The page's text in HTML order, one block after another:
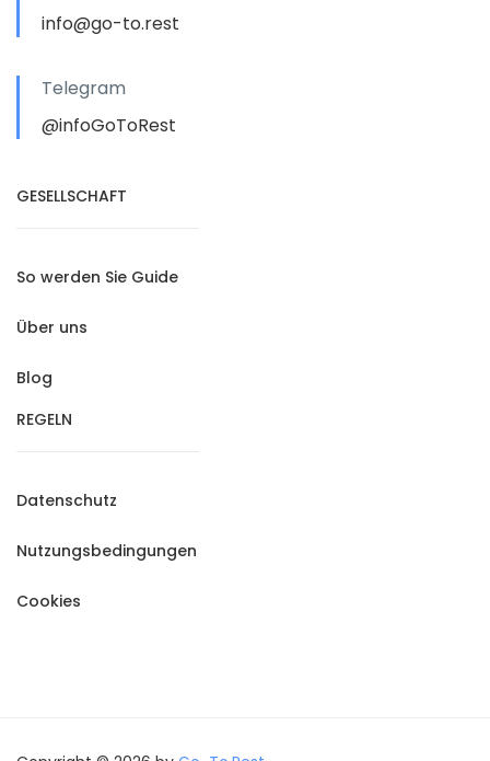
info@go-to.rest
Telegram
@infoGoToRest
GESELLSCHAFT
So werden Sie Guide
Über uns
Blog
REGELN
Datenschutz
Nutzungsbedingungen
Cookies